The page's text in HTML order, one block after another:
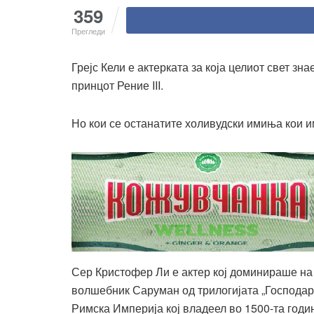
359
Прегледи
Грејс Кели е актерката за која целиот свет
принцот Рение III.
Но кои се останатите холивудски имиња кои
Сер Кристофер Ли е актер кој доминираше
волшебник Саруман од трилогијата
Римска Империја кој владеел во 1500-та